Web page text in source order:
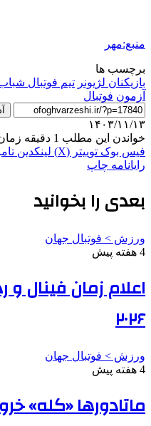
منبع:مهر
برچسب ها
بازیکنان لژیونر تیم فوتبال
آزمون فوتبال
۱۴۰۳/۱۱/۱۳
خواندن این مطلب 1 دقیقه زمان میبرد
فیس بوک توییتر (X) لینکدین
رایانامه چاپ
بعدی را بخوانید
ورزش > فوتبال جهان
4 هفته پیش
اعلام زمان فینال
۲۰۲۶
ورزش > فوتبال جهان
4 هفته پیش
ماتادورها «کله»